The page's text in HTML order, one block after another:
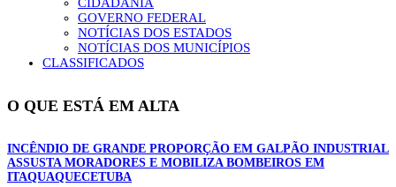
GOVERNO FEDERAL
NOTÍCIAS DOS ESTADOS
NOTÍCIAS DOS MUNICÍPIOS
CLASSIFICADOS
O QUE ESTÁ EM ALTA
INCÊNDIO DE GRANDE PROPORÇÃO EM GALPÃO INDUSTRIAL
ASSUSTA MORADORES E MOBILIZA BOMBEIROS EM
ITAQUAQUECETUBA